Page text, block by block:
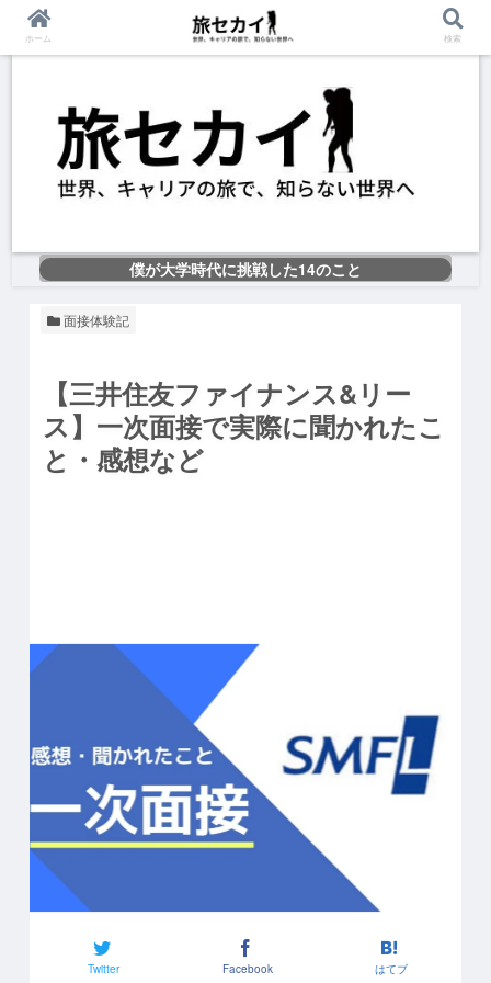
僕が大学時代に挑戦した14のこと
面接体験記
【三井住友ファイナンス&リー
ス】一次面接で実際に聞かれたこ
と・感想など
Twitter Facebook はてブ
ホーム 検索